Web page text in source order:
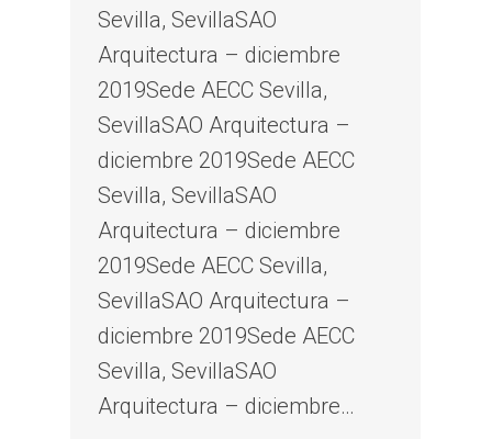
Sevilla, SevillaSAO
Arquitectura – diciembre
2019Sede AECC Sevilla,
SevillaSAO Arquitectura –
diciembre 2019Sede AECC
Sevilla, SevillaSAO
Arquitectura – diciembre
2019Sede AECC Sevilla,
SevillaSAO Arquitectura –
diciembre 2019Sede AECC
Sevilla, SevillaSAO
Arquitectura – diciembre…